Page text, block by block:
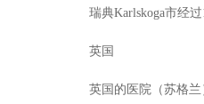
瑞典Karlskoga市经
英国
英国的医院（苏格